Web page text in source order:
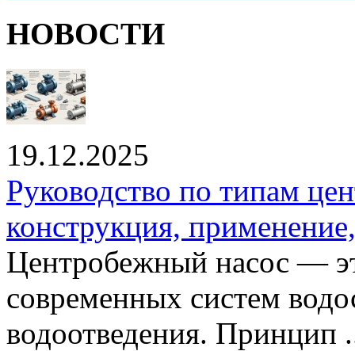
НОВОСТИ
19.12.2025
Руководство по типам
конструкция,
Центробежный насос —
современных систем
водоотведения. Принцип